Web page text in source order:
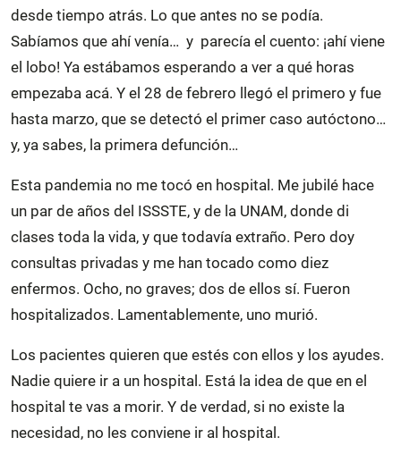
desde tiempo atrás. Lo que antes no se podía.
Sabíamos que ahí venía… y parecía el cuento: ¡ahí viene
el lobo! Ya estábamos esperando a ver a qué horas
empezaba acá. Y el 28 de febrero llegó el primero y fue
hasta marzo, que se detectó el primer caso autóctono…
y, ya sabes, la primera defunción…
Esta pandemia no me tocó en hospital. Me jubilé hace
un par de años del ISSSTE, y de la UNAM, donde di
clases toda la vida, y que todavía extraño. Pero doy
consultas privadas y me han tocado como diez
enfermos. Ocho, no graves; dos de ellos sí. Fueron
hospitalizados. Lamentablemente, uno murió.
Los pacientes quieren que estés con ellos y los ayudes.
Nadie quiere ir a un hospital. Está la idea de que en el
hospital te vas a morir. Y de verdad, si no existe la
necesidad, no les conviene ir al hospital.